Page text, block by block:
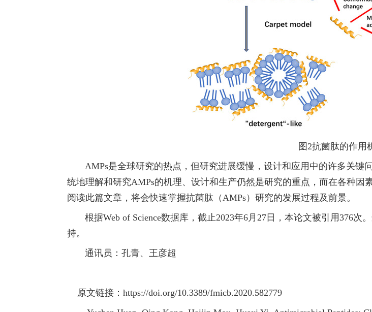
图 2抗菌肽的作用
AMPs是全球研究的热点，但研究进展缓慢，设计和应用中的许多关键
统地理解和研究AMPs的机理、设计和生产仍然是研究的重点，而在各种因
阅读此篇文章，将会快速掌握抗菌肽（AMPs）研究的发展过程及前景。
根据Web of Science数据库，截止2023年6月27日，本论文被引用376次
持。
通讯员：孔青、王彦超
原文链接： https://doi.org/10.3389/fmicb.2020.582779